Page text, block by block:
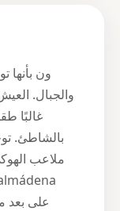
غالبًا
بالشاطئ.
ملاعب
على بعد